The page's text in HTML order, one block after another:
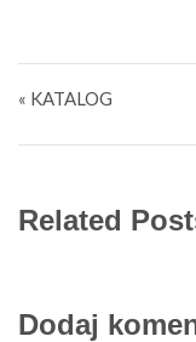
« KATALOG
Related
Dodaj